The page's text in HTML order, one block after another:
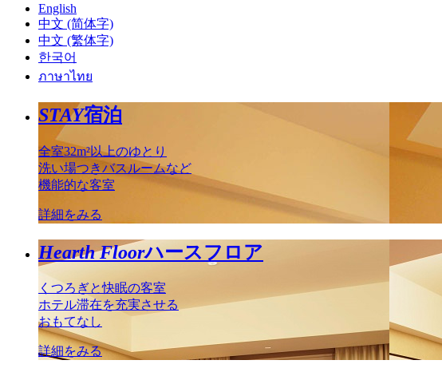
English
中文 (简体字)
中文 (繁体字)
한국어
ภาษาไทย
STAY宿泊
全室32m²以上のゆとり
洗い場つきバスルームなど
機能的な客室
詳細をみる
Hearth Floorハースフロア
くつろぎと快眠の客室
ホテル滞在を充実させる
おもてなし
詳細をみる